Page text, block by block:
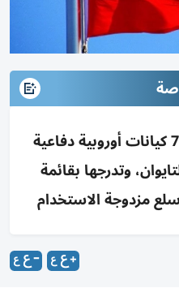
الصين تفرض قيوداً على 7 كيانات أوروبية دفاعية
وتدرجها بقائمة
مزدوجة الاستخدام